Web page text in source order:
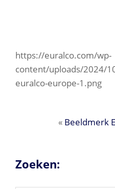
https://euralco.com/wp-
content/uploads/2024/
euralco-europe-1.png
« Beeldmerk
Zoeken: